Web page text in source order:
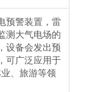
预警装置，雷
测大气电场的
设备会发出预
可广泛应用于
、旅游等领